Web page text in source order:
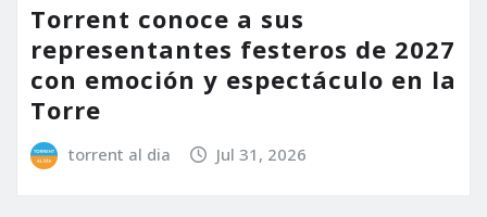
Torrent conoce a sus
representantes festeros de 2027
con emoción y espectáculo en la
Torre
torrent al dia Jul 31, 2026